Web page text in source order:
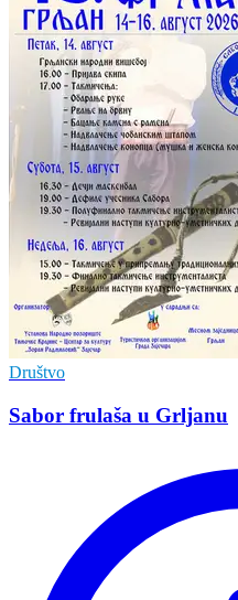
Društvo
Sabor frulaša u Grljanu